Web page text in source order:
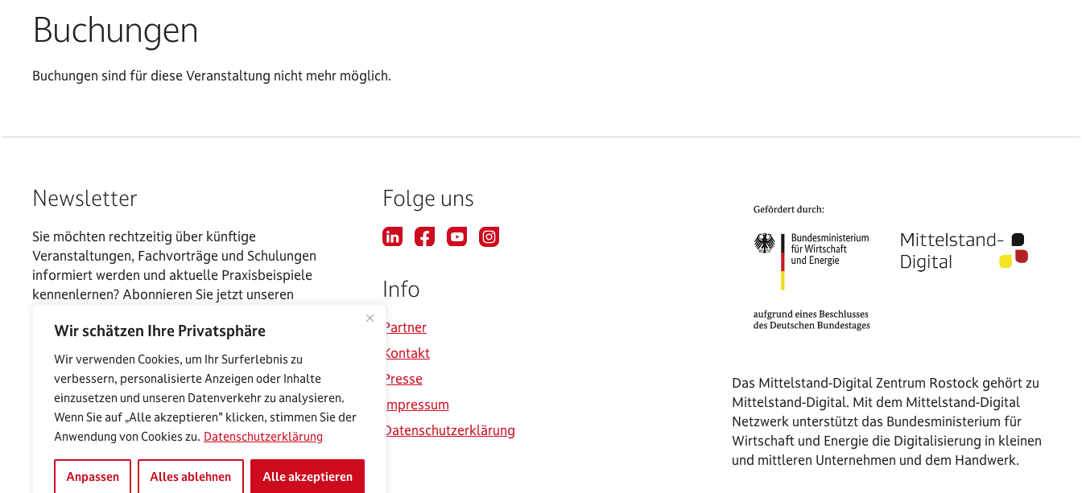
Wir schätzen Ihre Privatsphäre
Wir verwenden Cookies, um Ihr Surferlebnis zu
verbessern, personalisierte Anzeigen oder Inhalte
einzusetzen und unseren Datenverkehr zu analysieren.
Wenn Sie auf „Alle akzeptieren" klicken, stimmen Sie der
Anwendung von Cookies zu. Datenschutzerklärung
Anpassen Alles ablehnen Alle akzeptieren
Buchungen
Buchungen sind für diese Veranstaltung nicht mehr möglich.
Newsletter
Sie möchten rechtzeitig über künftige
Veranstaltungen, Fachvorträge und Schulungen
informiert werden und aktuelle Praxisbeispiele
kennenlernen? Abonnieren Sie jetzt unseren
Folge uns
Info
Partner
Kontakt
Presse
Impressum
Datenschutzerklärung
Das Mittelstand-Digital Zentrum Rostock gehört zu
Mittelstand-Digital. Mit dem Mittelstand-Digital
Netzwerk unterstützt das Bundesministerium für
Wirtschaft und Energie die Digitalisierung in kleinen
und mittleren Unternehmen und dem Handwerk.